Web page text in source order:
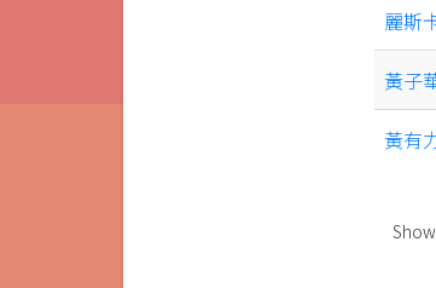
麗斯
黃子
黃有